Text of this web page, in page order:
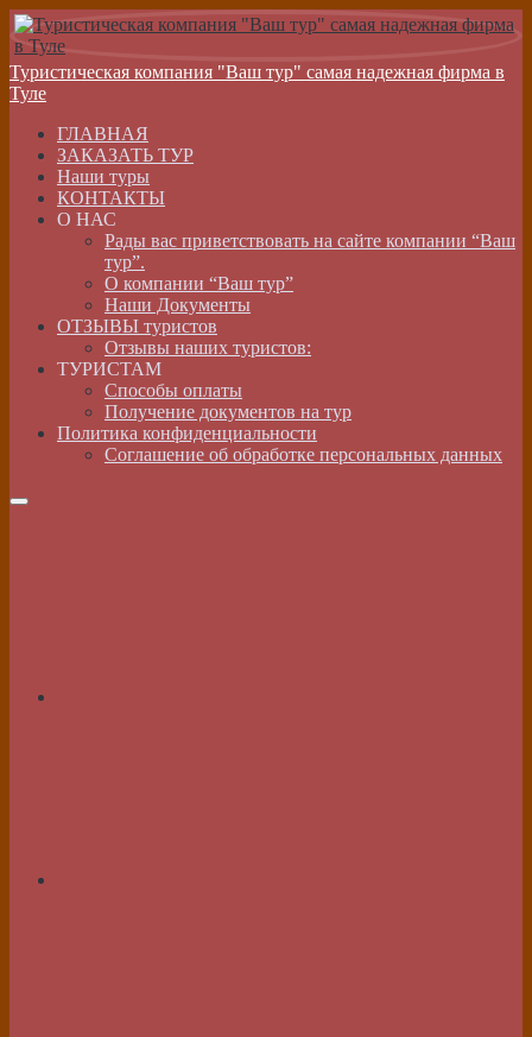
Туристическая компания "Ваш тур" самая надежная фирма в
Туле
ГЛАВНАЯ
ЗАКАЗАТЬ ТУР
Наши туры
КОНТАКТЫ
О НАС
Рады вас приветствовать на сайте компании “Ваш
тур”.
О компании “Ваш тур”
Наши Документы
ОТЗЫВЫ туристов
Отзывы наших туристов:
ТУРИСТАМ
Способы оплаты
Получение документов на тур
Политика конфиденциальности
Соглашение об обработке персональных данных